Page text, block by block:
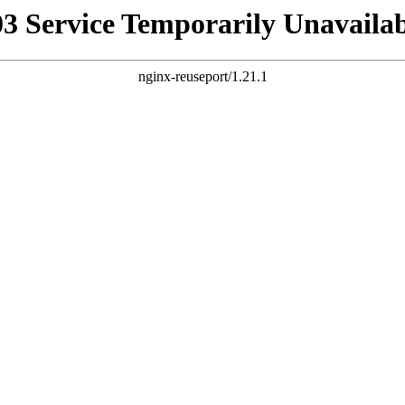
Service Temporarily
nginx-reuseport/1.21.1